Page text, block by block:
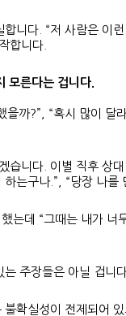
니다. “저 사람은 이
합니다.
모른다는 겁니다.
을까?”, “혹시 많이
습니다. 이별 직후 상
는구나.”, “당장 나
는데 “그때는 내가
주장들은 아닐 겁니
확실성이 전제되어